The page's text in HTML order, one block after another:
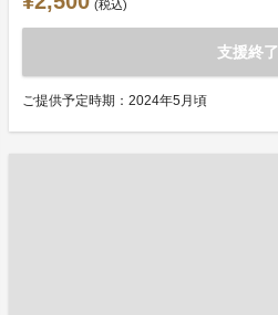
(税込)
支援終了
ご提供予定時期：2024年5月頃